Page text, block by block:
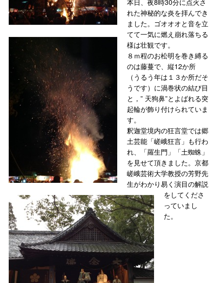
れた神秘的な炎を拝んでき
ました。ゴオオオと音を立
てて一気に燃え崩れ落ちる
様は壮観です。
８ｍ程のお松明を巻き縛る
のは藤蔓で、縦12か所
（うるう年は１３か所だそ
うです）に渦巻状の結び目
と，” 天狗鼻”とよばれる突
起輪が飾り付けられていま
す。
釈迦堂境内の狂言堂では郷
土芸能「嵯峨狂言」も行わ
れ、「羅生門」「土蜘蛛」
を見せて頂きました。京都
嵯峨芸術大学教授の芳野先
生がわかり易く演目の解説
をしてくださ
っていまし
た。